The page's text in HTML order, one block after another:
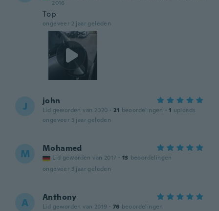
2016
Top
ongeveer 2 jaar geleden
J john
Lid geworden van 2020 · 21 beoordelingen · 1 uploads
ongeveer 3 jaar geleden
M Mohamed
Lid geworden van 2017 · 13 beoordelingen
ongeveer 3 jaar geleden
A Anthony
Lid geworden van 2019 · 76 beoordelingen